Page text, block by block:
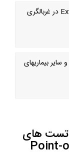
نقش Extended HPV Genotyping در غربالگری
بیماریهای
تست های